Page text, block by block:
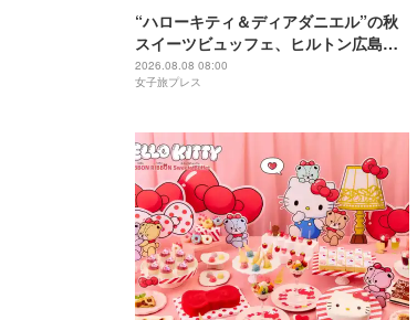
“ハローキティ＆ディアダニエル”の秋
スイーツビュッフェ、ヒルトン広島で
開催
2026.08.08 08:00
女子旅プレス